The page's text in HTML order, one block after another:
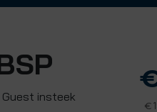
Guest insteek
€